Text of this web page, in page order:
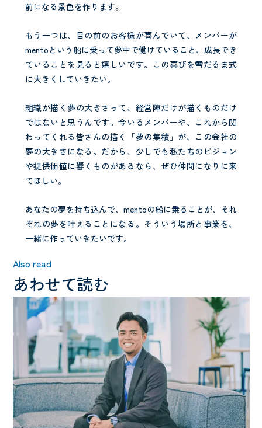
前になる景色を作ります。
もう一つは、目の前のお客様が喜んでいて、メンバーが
mentoという船に乗って夢中で働けていること、成長でき
ていることを見ると嬉しいです。この喜びを雪だるま式
に大きくしていきたい。
組織が描く夢の大きさって、経営陣だけが描くものだけ
ではないと思うんです。今いるメンバーや、これから関
わってくれる皆さんの描く「夢の集積」が、この会社の
夢の大きさになる。だから、少しでも私たちのビジョン
や提供価値に響くものがあるなら、ぜひ仲間になりに来
てほしい。
あなたの夢を持ち込んで、mentoの船に乗ることが、それ
ぞれの夢を叶えることになる。そういう場所と事業を、
一緒に作っていきたいです。
Also read
あわせて読む